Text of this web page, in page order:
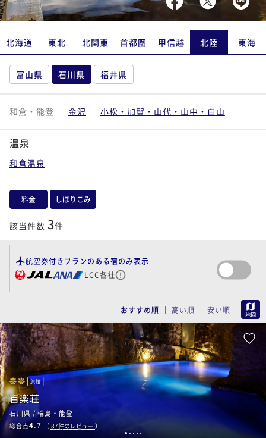
北海道 東北 北関東 首都圏 甲信越 北陸 東海
富山県 石川県 福井県
和倉・能登 金沢 小松・加賀・山代・山中・白山
温泉
和倉温泉
料金 しぼりこみ
該当件数 3件
航空券付きプランのある宿のみ表示
LCC各社
おすすめ順 高い順 安い順
1 2 3 4 5
旅館
百楽荘
石川県 / 輪島・能登
総合点4.7 （ 87件のレビュー）